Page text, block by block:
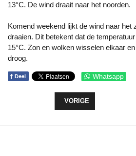
13°C. De wind draait naar het noorden.
Komend weekend lijkt de wind naar het
draaien. Dit betekent dat de
15°C. Zon en wolken wisselen elkaar
droog.
f Deel Whatsapp
VORIG ARTIKEL:
VORIGE